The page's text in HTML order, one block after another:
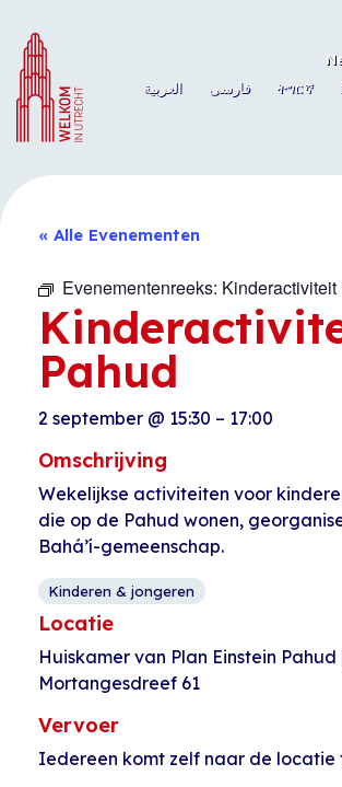
naar
de
inhoud
العربية
فارسی ትግርኛ
« Alle Evenementen
Evenementenreeks: Kinderactiviteit
Pahud
2 september @ 15:30 – 17:00
Omschrijving
Wekelijkse activiteiten voor
die op de Pahud wonen,
Bahá’í-gemeenschap.
Kinderen & jongeren
Locatie
Huiskamer van Plan Einstein
Mortangesdreef 61
Vervoer
Iedereen komt zelf naar de locatie